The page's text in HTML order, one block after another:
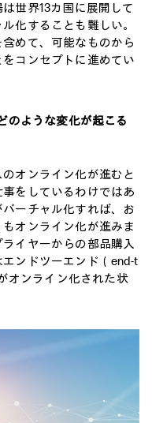
世界13カ国に展開して
化することも難しい。
めて、可能なものから
コンセプトに進めてい
のような変化が起こる
オンライン化が進むと
をしているわけではあ
ーチャル化すれば、お
オンライン化が進みま
イヤーからの部品購入
ンドツーエンド（end-t
オンライン化された状